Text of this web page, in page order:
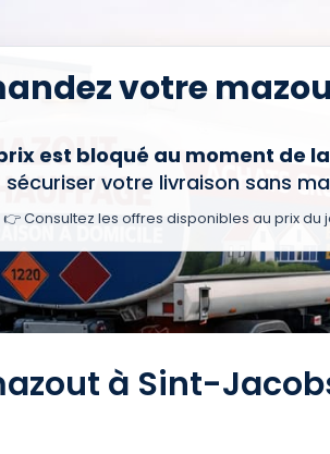
votre
est bloqué au moment de
sécuriser votre livraison sans
👉 Consultez les offres disponibles au prix du
à Sint-